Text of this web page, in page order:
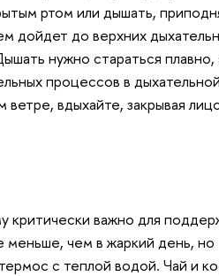
ртом или дышать,
дойдет до верхних
нужно стараться плавно,
процессов в дыхательной
вдыхайте, закрывая
критически важно для
меньше, чем в жаркий день, но
с теплой водой. Чай и